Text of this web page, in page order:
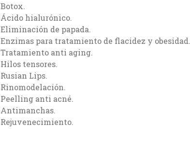
Botox.
Ácido hialurónico.
Eliminación de papada.
Enzimas para tratamiento de flacidez y obesidad.
Tratamiento anti aging.
Hilos tensores.
Rusian Lips.
Rinomodelación.
Peelling anti acné.
Antimanchas.
Rejuvenecimiento.